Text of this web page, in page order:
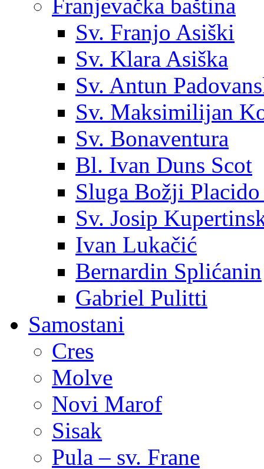
Franjevačka baština
Sv. Franjo Asiški
Sv. Klara Asiška
Sv. Antun
Sv. Maksimilijan
Sv. Bonaventura
Bl. Ivan Duns Scot
Sluga Božji Placido
Sv. Josip
Ivan Lukačić
Bernardin Splićanin
Gabriel Pulitti
Samostani
Cres
Molve
Novi Marof
Sisak
Pula – sv. Frane